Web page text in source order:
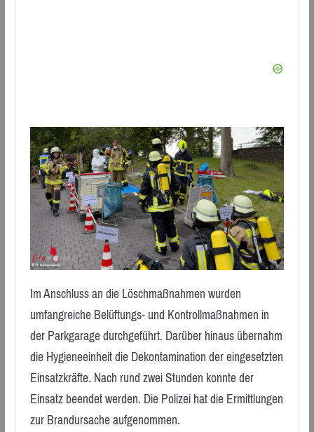
Im Anschluss an die Löschmaßnahmen wurden
umfangreiche Belüftungs- und Kontrollmaßnahmen in
der Parkgarage durchgeführt. Darüber hinaus übernahm
die Hygieneeinheit die Dekontamination der eingesetzten
Einsatzkräfte. Nach rund zwei Stunden konnte der
Einsatz beendet werden. Die Polizei hat die Ermittlungen
zur Brandursache aufgenommen.